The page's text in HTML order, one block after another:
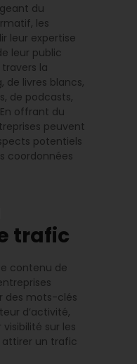
du
les
leur expertise
leur public
la
de livres blancs,
de podcasts,
offrant du
peuvent
potentiels
coordonnées
trafic
contenu de
des mots-clés
d’activité,
sur les
un trafic